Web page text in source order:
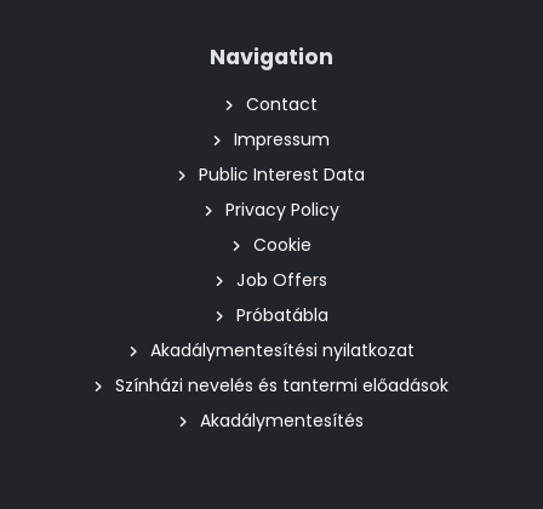
Navigation
Contact
Impressum
Public Interest Data
Privacy Policy
Cookie
Job Offers
Próbatábla
Akadálymentesítési nyilatkozat
Színházi nevelés és tantermi előadások
Akadálymentesítés